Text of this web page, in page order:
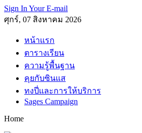
Sign In Your E-mail
ศุกร์, 07 สิงหาคม 2026
หน้าแรก
ตารางเรียน
ความรู้พื้นฐาน
คุยกับซินแส
ทงปี่และการให้บริการ
Sages Campaign
Home